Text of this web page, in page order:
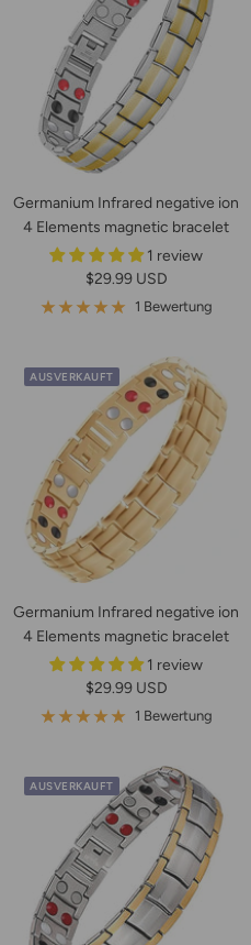
Germanium Infrared negative ion
4 Elements magnetic bracelet
1 review
Angebotspreis
$29.99 USD
1 Bewertung
AUSVERKAUFT
Germanium Infrared negative ion
4 Elements magnetic bracelet
1 review
Angebotspreis
$29.99 USD
1 Bewertung
AUSVERKAUFT